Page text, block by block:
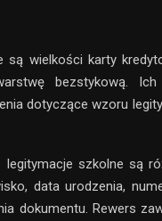
są wielkości karty
bezstykową. Ich
dotyczące wzoru
legitymacje szkolne są
data urodzenia,
dokumentu. Rewers